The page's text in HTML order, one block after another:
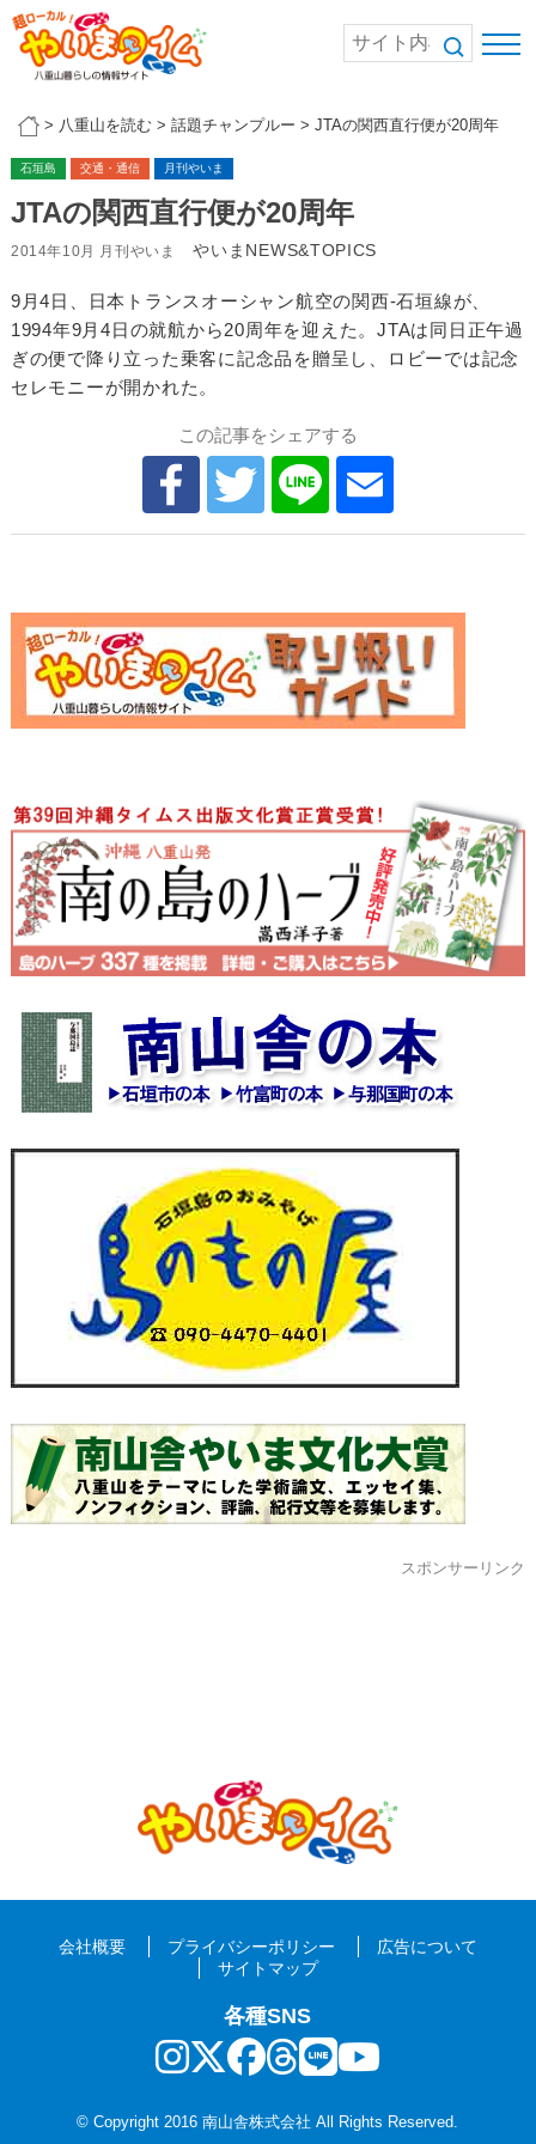
> 八重山を読む > 話題チャンプルー > JTAの関西直行便が20周年
石垣島 交通・通信 月刊やいま
JTAの関西直行便が20周年
2014年10月 月刊やいま やいまNEWS&TOPICS
9月4日、日本トランスオーシャン航空の関西-石垣線が、
1994年9月4日の就航から20周年を迎えた。JTAは同日正午過
ぎの便で降り立った乗客に記念品を贈呈し、ロビーでは記念
セレモニーが開かれた。
この記事をシェアする
スポンサーリンク
会社概要 プライバシーポリシー
広告について
サイトマップ
各種SNS
© Copyright 2016 南山舎株式会社 All Rights Reserved.